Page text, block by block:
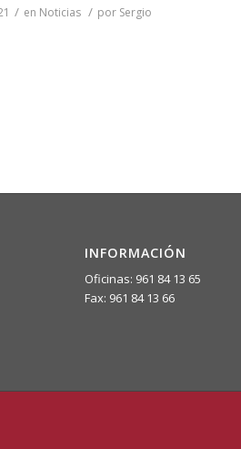
/ en Noticias / por Sergio
INFORMACIÓN
Oficinas: 961 84 13 65
Fax: 961 84 13 66